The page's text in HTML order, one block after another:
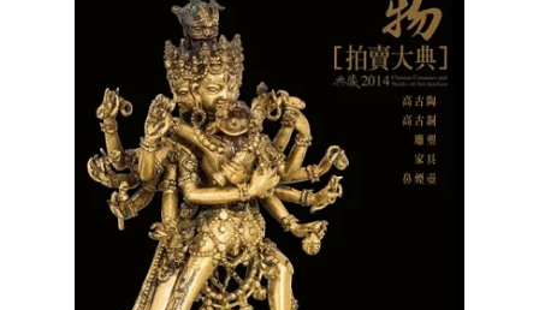
3C家電 運動休閒 親子玩具
女裝 男裝 化妝保養 情趣用品
電子/紙本書
HOT